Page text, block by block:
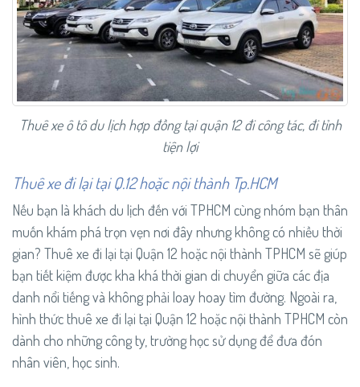
Thuê xe ô tô du lịch hợp đồng tại quận 12 đi công tác, đi tỉnh
tiện lợi
Thuê xe đi lại tại Q.12 hoặc nội thành Tp.HCM
Nếu bạn là khách du lịch đến với TPHCM cùng nhóm bạn thân
muốn khám phá trọn vẹn nơi đây nhưng không có nhiều thời
gian? Thuê xe đi lại tại Quận 12 hoặc nội thành TPHCM sẽ giúp
bạn tiết kiệm được kha khá thời gian di chuyển giữa các địa
danh nổi tiếng và không phải loay hoay tìm đường. Ngoài ra,
hình thức thuê xe đi lại tại Quận 12 hoặc nội thành TPHCM còn
dành cho những công ty, trường học sử dụng để đưa đón
nhân viên, học sinh.